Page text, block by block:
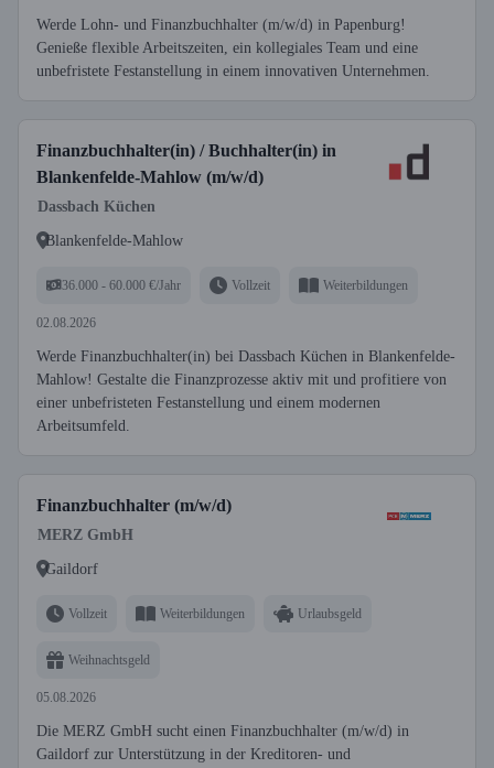
Werde Lohn- und Finanzbuchhalter (m/w/d) in Papenburg!
Genieße flexible Arbeitszeiten, ein kollegiales Team und eine
unbefristete Festanstellung in einem innovativen Unternehmen.
Finanzbuchhalter(in) / Buchhalter(in) in
Blankenfelde-Mahlow (m/w/d)
Dassbach Küchen
Blankenfelde-Mahlow
36.000 - 60.000 €/Jahr Vollzeit Weiterbildungen
02.08.2026
Werde Finanzbuchhalter(in) bei Dassbach Küchen in Blankenfelde-
Mahlow! Gestalte die Finanzprozesse aktiv mit und profitiere von
einer unbefristeten Festanstellung und einem modernen
Arbeitsumfeld.
Finanzbuchhalter (m/w/d)
MERZ GmbH
Gaildorf
Vollzeit Weiterbildungen Urlaubsgeld
Weihnachtsgeld
05.08.2026
Die MERZ GmbH sucht einen Finanzbuchhalter (m/w/d) in
Gaildorf zur Unterstützung in der Kreditoren- und